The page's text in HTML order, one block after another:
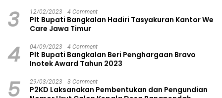
3 12/02/2023 4 Comment
Plt Bupati Bangkalan Hadiri Tasyakuran Kantor We
Care Jawa Timur
4 04/09/2023 4 Comment
Plt Bupati Bangkalan Beri Penghargaan Bravo
Inotek Award Tahun 2023
5 29/03/2023 3 Comment
P2KD Laksanakan Pembentukan dan Pengundian